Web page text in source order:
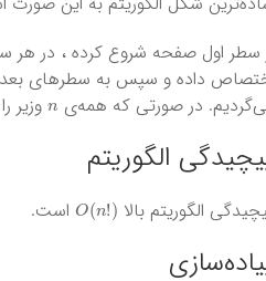
سطر اول صفحه شروع کرده ، در هر
داده و سپس به سطر‌های بعد
در صورتی که همه‌ی nوزیر
الگوریتم
الگوریتم بالا O(n ) است.